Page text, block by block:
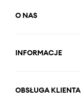
O NAS
INFORMACJE
OBSŁUGA KLIENTA